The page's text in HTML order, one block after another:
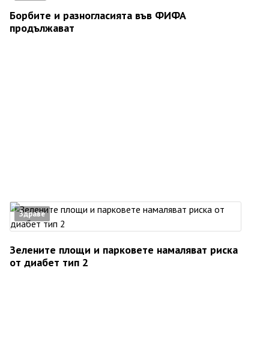
Борбите и разногласията във ФИФА
продължават
Здраве
Зелените площи и парковете намаляват риска
от диабет тип 2